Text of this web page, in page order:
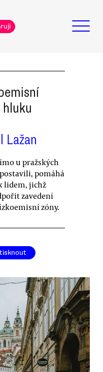
Lažan
u pražských
pomáhá
lidem, jichž
zavedení
zóny.